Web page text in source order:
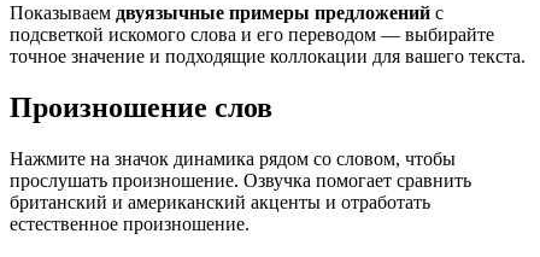
Показываем двуязычные примеры предложений с
подсветкой искомого слова и его переводом — выбирайте
точное значение и подходящие коллокации для вашего текста.
Произношение слов
Нажмите на значок динамика рядом со словом, чтобы
прослушать произношение. Озвучка помогает сравнить
британский и американский акценты и отработать
естественное произношение.